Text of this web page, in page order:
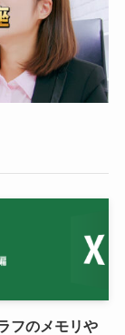
フのメモリや